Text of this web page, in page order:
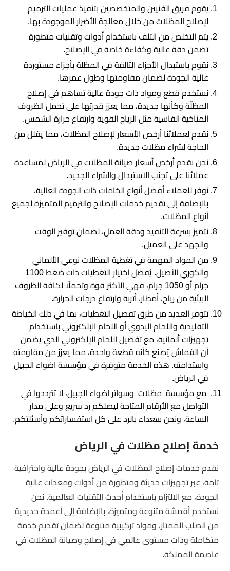
يقوم فريق الفنيين والمتخصصين بتنفيذ عمليات الترميم
لإصلاح المظلات من خلال معالجة الأضرار الموجودة بها.
يتم التخلص من التلف باستخدام أدوات وتقنيات متطورة
تضمن دقة عالية وكفاءة خاصة في الإصلاح.
نقوم باستبدال الأجزاء التالفة في المظلة بأجزاء مستوردة
عالية الجودة لضمان مقاومتها وطول عمرها.
نستخدم قطع ومواد ذات جودة عالية تساهم في إصلاح
المظلّة وكأنها جديدة، مما يعزز قدرتها على تحمل الظروف
المناخية القاسية مثل الرياح القوية وارتفاع حرارة الشمس.
نقدم لعملائنا أرخص الأسعار لإصلاح المظلات، مما يقلل من
الحاجة لشراء مظلات جديدة.
نحن نقدم أرخص أسعار صيانة المظلات في الرياض لمساعدة
عملائنا على تجنب الاستبدال والشراء الجديد.
نوفر للعملاء أفضل أنواع الخامات ذات الجودة العالية،
بالإضافة إلى تقديم خدمات الإصلاح والترميم المتميزة لجميع
أنواع المظلات.
نتميز بسرعة التنفيذ ودقة العمل، لضمان توفير الوقت
والجهد على العميل.
من المواد المهمة في تغطية المظلات نوعي الألماني
والكوري الأصيل. يُفضل اختيار التغطيات ذات ضغط 1100
جرام أو 1050 جرام، فهي الأكثر قوة وتحملًا لكافة الظروف
البيئية من رياح، أمطار، أتربة وارتفاع درجات الحرارة.
تتوفر العديد من طرق تفصيل التغطيات، بما في ذلك الخياطة
التقليدية واللحام اليدوي أو اللحام الإلكتروني باستخدام
تجهيزات ألمانية، مع تفضيل اللحام الإلكتروني الذي يضمن
أن القماش يُصنع كأنه قطعة واحدة، مما يعزز من مقاومته
واستدامته. هذه الخدمة متوفرة في مؤسسة اضواء الجبيل
في الرياض.
مع مؤسسة مظلات وسواتر اضواء الجبيل، لا تترددوا في
التواصل مع الأرقام المتاحة ليصلكم رد سريع وعلى مدار
الساعة، ونحن سعداء بالرد على كل استفساراتكم وأسئلتكم.
خدمة إصلاح مظلات في الرياض
نقدم خدمات إصلاح المظلات في الرياض بجودة عالية واحترافية
تامة، عبر تجهيزات حديثة ومتطورة من أدوات ومعدات عالية
الجودة، مع الالتزام باستخدام أحدث التقنيات العالمية. نحن
نستخدم أقمشة متنوعة ومتميزة، بالإضافة إلى أعمدة حديدية
من الصلب الممتاز، ومواد تركيبية متنوعة لضمان تقديم خدمة
متكاملة وذات مستوى عالمي في إصلاح وصيانة المظلات في
عاصمة المملكة.